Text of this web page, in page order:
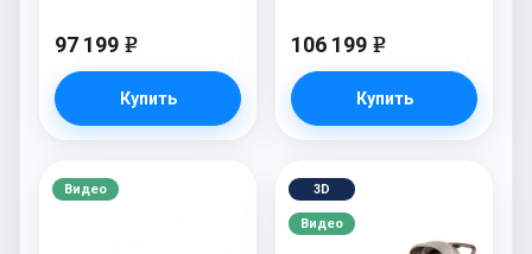
97 199 e
Купить
106 199 e
Купить
Видео 3D
Видео